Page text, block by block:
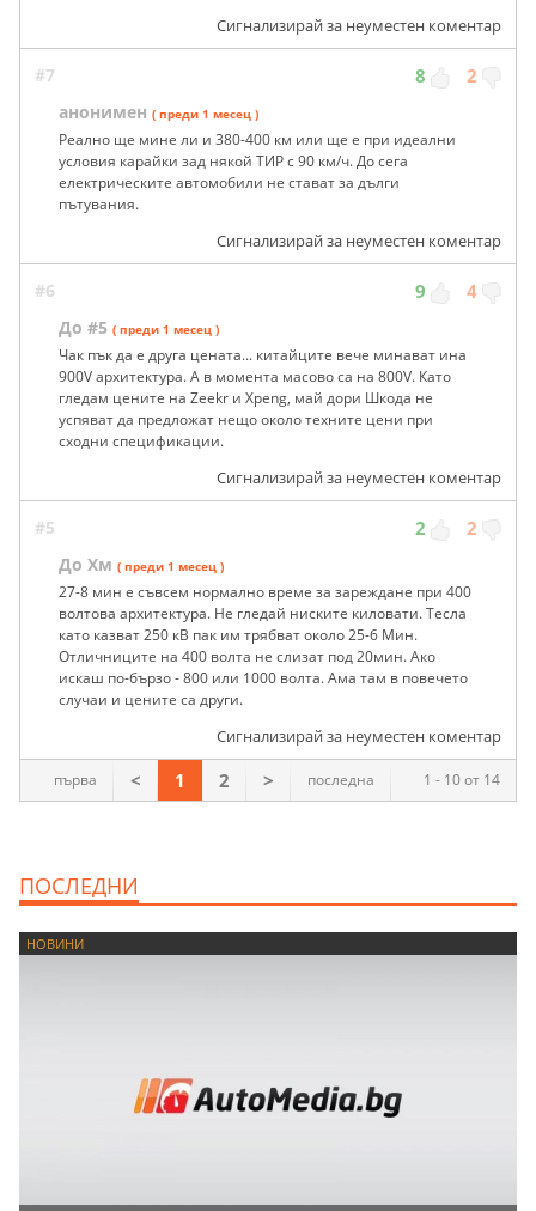
Сигнализирай за неуместен коментар
#7 8 2
анонимен ( преди 1 месец )
Реално ще мине ли и 380-400 км или ще е при идеални
условия карайки зад някой ТИР с 90 км/ч. До сега
електрическите автомобили не стават за дълги
пътувания.
Сигнализирай за неуместен коментар
#6 9 4
До #5 ( преди 1 месец )
Чак пък да е друга цената... китайците вече минават ина
900V архитектура. А в момента масово са на 800V. Като
гледам цените на Zeekr и Xpeng, май дори Шкода не
успяват да предложат нещо около техните цени при
сходни спецификации.
Сигнализирай за неуместен коментар
#5 2 2
До Хм ( преди 1 месец )
27-8 мин е съвсем нормално време за зареждане при 400
волтова архитектура. Не гледай ниските киловати. Тесла
като казват 250 кВ пак им трябват около 25-6 Мин.
Отличниците на 400 волта не слизат под 20мин. Ако
искаш по-бързо - 800 или 1000 волта. Ама там в повечето
случаи и цените са други.
Сигнализирай за неуместен коментар
1 - 10 от 14
първа < 1 2 > последна
ПОСЛЕДНИ
НОВИНИ